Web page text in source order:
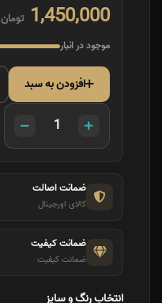
1,450,000 تومان
موجود در انبار
افزودن به سبد
ضمانت اصالت
کالای اورجینال
ضمانت کیفیت
ضمانت کیفیت
انتخاب رنگ و سایز